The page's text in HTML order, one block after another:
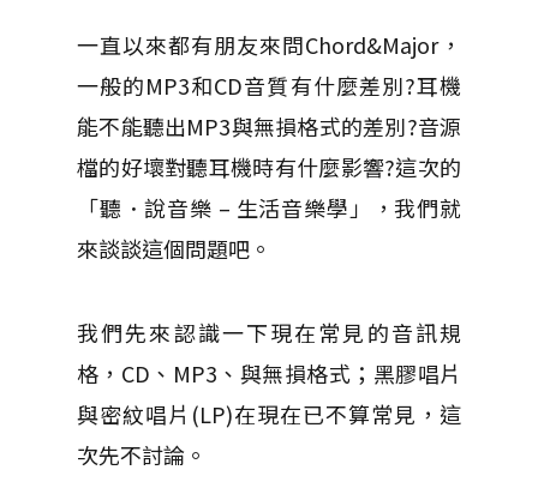
一直以來都有朋友來問Chord&Major，
一般的MP3和CD音質有什麼差別?耳機
能不能聽出MP3與無損格式的差別?音源
檔的好壞對聽耳機時有什麼影響?這次的
「聽．說音樂 – 生活音樂學」，我們就
來談談這個問題吧。
我們先來認識一下現在常見的音訊規
格，CD、MP3、與無損格式；黑膠唱片
與密紋唱片(LP)在現在已不算常見，這
次先不討論。